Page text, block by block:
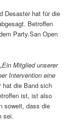
Desaster hat für die
Betroffen
Party.San Open
„Ein Mitglied unserer
Intervention eine
hat die Band sich
ist, ist also
soweit, dass die
sei.